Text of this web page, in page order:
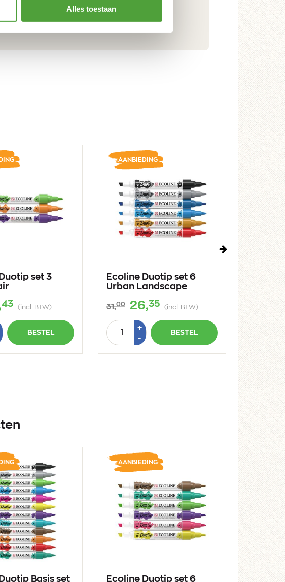
Alles toestaan
set 3
43 (incl. BTW)
BESTEL
Ecoline Duotip set 6
Urban Landscape
31,00 26,35 (incl. BTW)
AANBIEDING
Aantal +Plus
-Min
BESTEL
6
31, 00
Aantal +
-
Volgende
Basis set Ecoline Duotip set 6
AANBIEDING